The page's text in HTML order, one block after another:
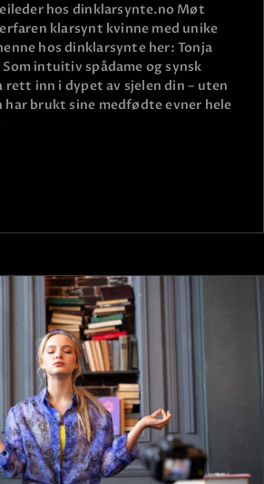
hos dinklarsynte.no Møt
klarsynt kvinne med unike
hos dinklarsynte her: Tonja
intuitiv spådame og synsk
rett inn i dypet av sjelen din – uten
har brukt sine medfødte evner hele